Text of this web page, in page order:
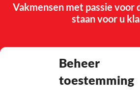
Beheer
toestemming
Vakmensen met passie
staan voor u